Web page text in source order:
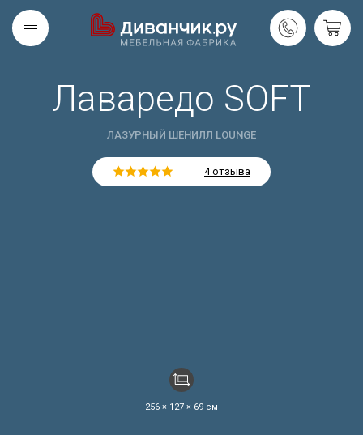
Лаваредо SOFT
ЛАЗУРНЫЙ ШЕНИЛЛ LOUNGE
4 отзыва
256 × 127 × 69 см
Скандинавская
коллекция